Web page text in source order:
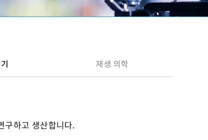
재생 의학
구하고 생산합니다.